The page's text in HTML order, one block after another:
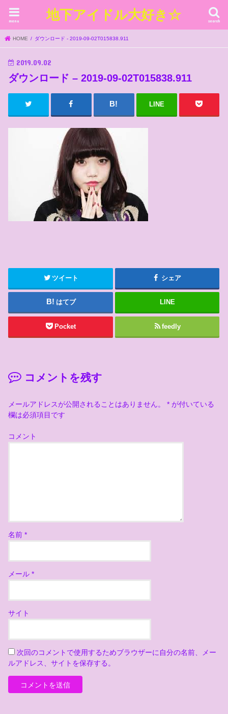
地下アイドル大好き☆ search
menu
HOME ダウンロード - 2019-09-02T015838.911
2019.09.02
ダウンロード – 2019-09-02T015838.911
LINE
ツイート シェア
はてブ LINE
Pocket feedly
コメントを残す
メールアドレスが公開されることはありません。 * が付いている
欄は必須項目です
コメント
名前*
メール*
サイト
次回のコメントで使用するためブラウザーに自分の名前、メー
ルアドレス、サイトを保存する。